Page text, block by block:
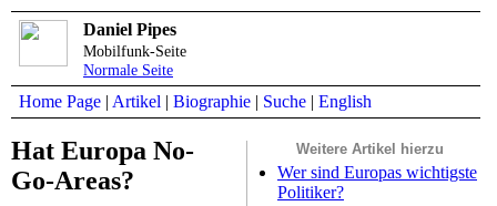
Daniel Pipes
Mobilfunk-Seite
Normale Seite
Home Page | Artikel | Biographie | Suche | English
Weitere Artikel hierzu
Wer sind Europas wichtigste
Politiker?
Hat Europa No-
Go-Areas?